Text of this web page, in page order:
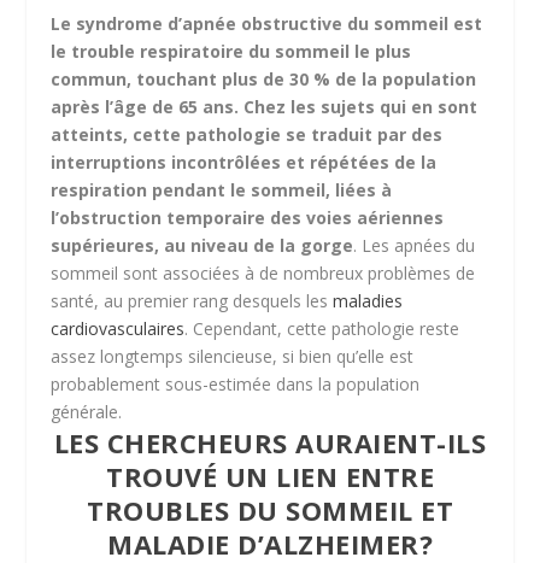
Le syndrome d’apnée obstructive du sommeil est
le trouble respiratoire du sommeil le plus
commun, touchant plus de 30 % de la population
après l’âge de 65 ans. Chez les sujets qui en sont
atteints, cette pathologie se traduit par des
interruptions incontrôlées et répétées de la
respiration pendant le sommeil, liées à
l’obstruction temporaire des voies aériennes
supérieures, au niveau de la gorge. Les apnées du
sommeil sont associées à de nombreux problèmes de
santé, au premier rang desquels lesmaladies
cardiovasculaires. Cependant, cette pathologie reste
assez longtemps silencieuse, si bien qu’elle est
probablement sous-estimée dans la population
générale.
LES CHERCHEURS AURAIENT-ILS
TROUVÉ UN LIEN ENTRE
TROUBLES DU SOMMEIL ET
MALADIE D’ALZHEIMER?